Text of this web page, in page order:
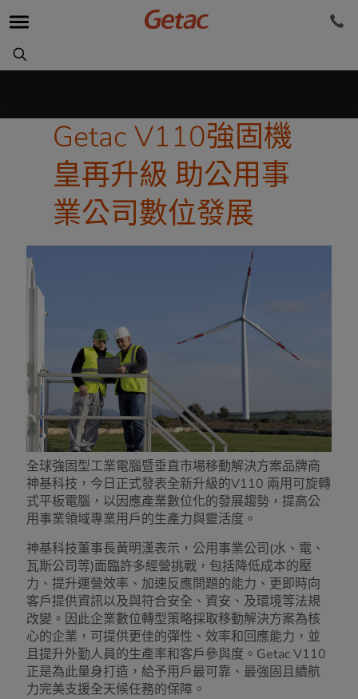
Getac V110強固機
皇再升級 助公用事
業公司數位發展
全球強固型工業電腦暨垂直市場移動解決方案品牌商
神基科技，今日正式發表全新升級的V110 兩用可旋轉
式平板電腦，以因應產業數位化的發展趨勢，提高公
用事業領域專業用戶的生產力與靈活度。
神基科技董事長黃明漢表示，公用事業公司(水、電、
瓦斯公司等)面臨許多經營挑戰，包括降低成本的壓
力、提升運營效率、加速反應問題的能力、更即時向
客戶提供資訊以及與符合安全、資安、及環境等法規
改變。因此企業數位轉型策略採取移動解決方案為核
心的企業，可提供更佳的彈性、效率和回應能力，並
且提升外勤人員的生產率和客戶參與度。Getac V110
正是為此量身打造，給予用戶最可靠、最強固且續航
力完美支援全天候任務的保障。